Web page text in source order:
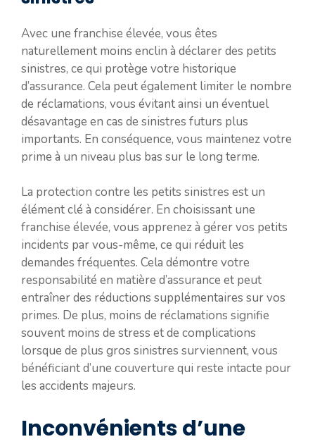
Avec une franchise élevée, vous êtes
naturellement moins enclin à déclarer des petits
sinistres, ce qui protège votre historique
d’assurance. Cela peut également limiter le nombre
de réclamations, vous évitant ainsi un éventuel
désavantage en cas de sinistres futurs plus
importants. En conséquence, vous maintenez votre
prime à un niveau plus bas sur le long terme.
La protection contre les petits sinistres est un
élément clé à considérer. En choisissant une
franchise élevée, vous apprenez à gérer vos petits
incidents par vous-même, ce qui réduit les
demandes fréquentes. Cela démontre votre
responsabilité en matière d’assurance et peut
entraîner des réductions supplémentaires sur vos
primes. De plus, moins de réclamations signifie
souvent moins de stress et de complications
lorsque de plus gros sinistres surviennent, vous
bénéficiant d’une couverture qui reste intacte pour
les accidents majeurs.
Inconvénients d’une